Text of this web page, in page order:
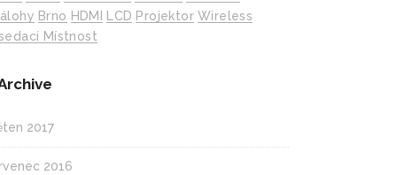
Brno HDMI LCD Projektor Wireless
Místnost
2017
2016